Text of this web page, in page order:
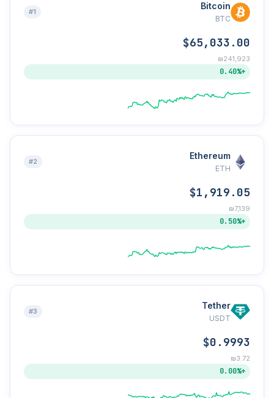
Bitcoin
BTC
#1
$65,033.00
₪241,923
+0.40%
Ethereum
ETH
#2
$1,919.05
₪7,139
+0.50%
Tether
USDT
#3
$0.9993
₪3.72
+0.00%